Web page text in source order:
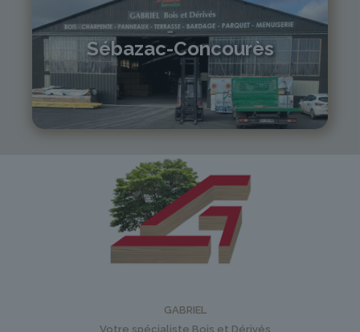
Sébazac-Concourès
05 81 55 83 89
monistrol@gabriel-sa.fr
GABRIEL
Votre spécialiste Bois et Dérivés